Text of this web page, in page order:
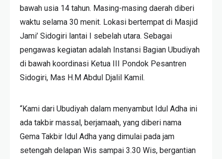
bawah usia 14 tahun. Masing-masing daerah diberi
waktu selama 30 menit. Lokasi bertempat di Masjid
Jami’ Sidogiri lantai I sebelah utara. Sebagai
pengawas kegiatan adalah Instansi Bagian Ubudiyah
di bawah koordinasi Ketua III Pondok Pesantren
Sidogiri, Mas H.M Abdul Djalil Kamil.
“Kami dari Ubudiyah dalam menyambut Idul Adha ini
ada takbir massal, berjamaah, yang diberi nama
Gema Takbir Idul Adha yang dimulai pada jam
setengah delapan Wis sampai 3.30 Wis, bergantian